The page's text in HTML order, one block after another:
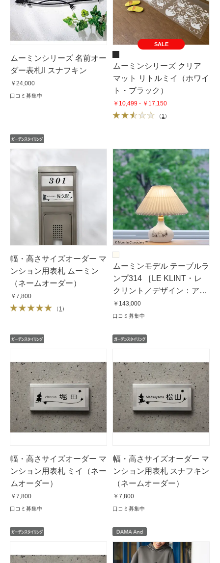
ムーミンシリーズ 名前オー
ダー表札II スナフキン
￥24,000
口コミ募集中
SALE
ムーミンシリーズ クリア
マット リトルミイ（ホワイ
ト・ブラック）
￥10,499 - ￥17,150
（ 1 ）
幅・高さサイズオーダー マ
ンション用表札 ムーミン
（ネームオーダー）
￥7,800
（ 1 ）
ムーミンモデル テーブルラ
ンプ314 ［LE KLINT・レ
クリント／デザイン：アン
ドレアス・ハンセン］
￥143,000
口コミ募集中
幅・高さサイズオーダー マ
ンション用表札 ミイ（ネー
ムオーダー）
￥7,800
口コミ募集中
幅・高さサイズオーダー マ
ンション用表札 スナフキン
（ネームオーダー）
￥7,800
口コミ募集中